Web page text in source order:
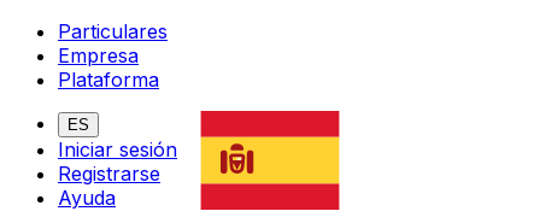
Particulares
Empresa
Plataforma
ES
Iniciar sesión
Registrarse
Ayuda